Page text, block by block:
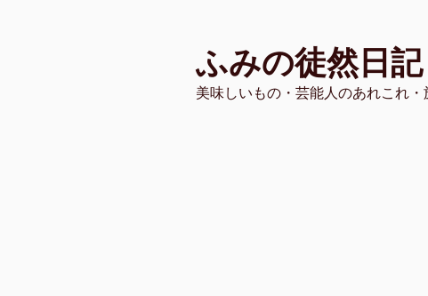
ふみの徒然日記
美味しいもの・芸能人のあれこれ